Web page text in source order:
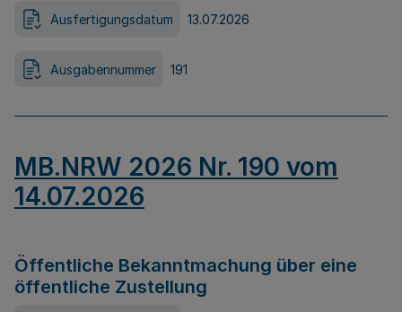
Ausfertigungsdatum 13.07.2026
Ausgabennummer 191
MB.NRW 2026 Nr. 190 vom
14.07.2026
Öffentliche Bekanntmachung über eine
öffentliche Zustellung